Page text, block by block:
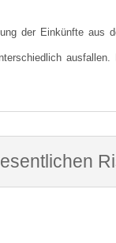
der Einkünfte aus